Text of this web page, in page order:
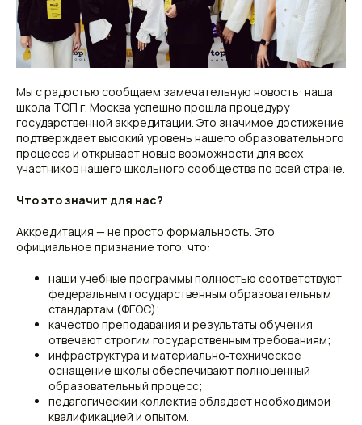
Мы с радостью сообщаем замечательную новость: наша
школа ТОП г. Москва успешно прошла процедуру
государственной аккредитации. Это значимое достижение
подтверждает высокий уровень нашего образовательного
процесса и открывает новые возможности для всех
участников нашего школьного сообщества по всей стране.
Что это значит для нас?
Аккредитация — не просто формальность. Это
официальное признание того, что:
наши учебные программы полностью соответствуют
федеральным государственным образовательным
стандартам (ФГОС);
качество преподавания и результаты обучения
отвечают строгим государственным требованиям;
инфраструктура и материально‑техническое
оснащение школы обеспечивают полноценный
образовательный процесс;
педагогический коллектив обладает необходимой
квалификацией и опытом.